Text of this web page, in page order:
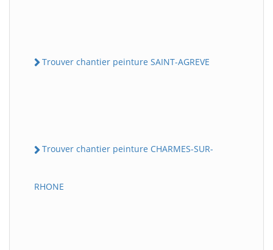
Trouver chantier peinture SAINT-AGREVE
Trouver chantier peinture CHARMES-SUR-
RHONE